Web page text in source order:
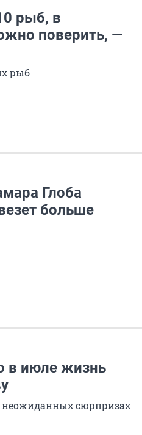
рыб, в
поверить, —
рыб
Глоба
больше
в июле жизнь
неожиданных сюрпризах